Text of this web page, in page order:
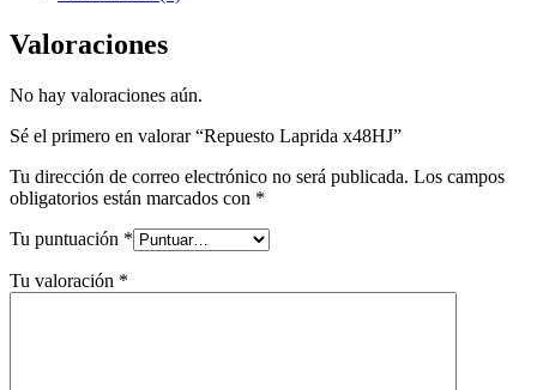
Valoraciones
No hay valoraciones aún.
Sé el primero en valorar “Repuesto Laprida x48HJ”
Tu dirección de correo electrónico no será publicada. Los campos
obligatorios están marcados con *
Tu puntuación *
Tu valoración *